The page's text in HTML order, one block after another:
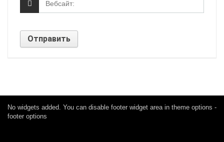
No widgets added. You can disable footer widget area in theme options -
footer options